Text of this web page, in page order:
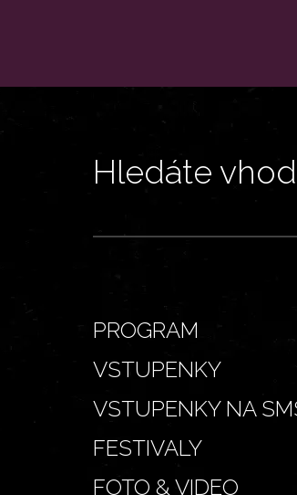
Hledáte
PROGRAM
VSTUPENKY
VSTUPENKY NA
FESTIVALY
FOTO & VIDEO